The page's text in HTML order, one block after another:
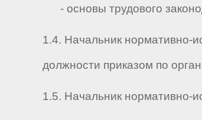
- основы трудового
1.4. Начальник нормативно-
должности приказом по
1.5. Начальник нормативно-